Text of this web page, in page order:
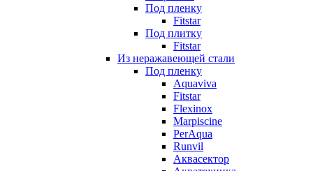
Под пленку
Fitstar
Под плитку
Fitstar
Из неражавеющей стали
Под пленку
Aquaviva
Fitstar
Flexinox
Marpiscine
PerAqua
Runvil
Аквасектор